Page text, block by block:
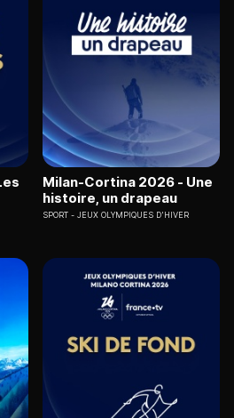
Milan-Cortina 2026 - Une
histoire, un drapeau
SPORT JEUX OLYMPIQUES D'HIVER